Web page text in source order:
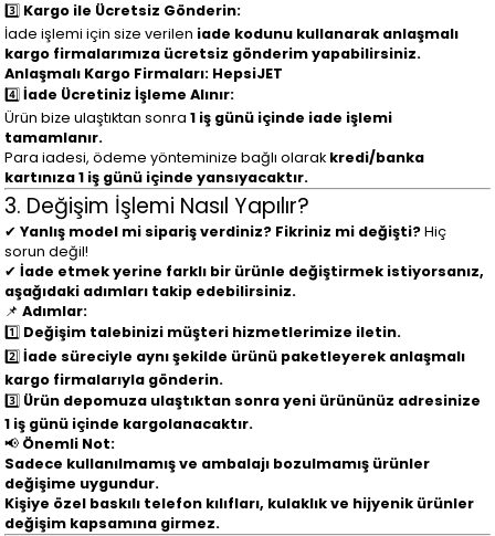
3️⃣ Kargo ile Ücretsiz Gönderin:
İade işlemi için size verilen iade kodunu kullanarak anlaşmalı
kargo firmalarımıza ücretsiz gönderim yapabilirsiniz.
Anlaşmalı Kargo Firmaları: HepsiJET
4️⃣İade Ücretiniz İşleme Alınır:
Ürün bize ulaştıktan sonra1 iş günü içinde iade işlemi
tamamlanır.
Para iadesi, ödeme yönteminize bağlı olarak kredi/banka
kartınıza 1 iş günü içinde yansıyacaktır.
3. Değişim İşlemi Nasıl Yapılır?
✔Yanlış model mi sipariş verdiniz? Fikriniz mi değişti?Hiç
sorun değil!
✔İade etmek yerine farklı bir ürünle değiştirmek istiyorsanız,
aşağıdaki adımları takip edebilirsiniz.
📌Adımlar:
1️⃣ Değişim talebinizi müşteri hizmetlerimize iletin.
2️⃣İade süreciyle aynı şekilde ürünü paketleyerek anlaşmalı
kargo firmalarıyla gönderin.
3️⃣ Ürün depomuza ulaştıktan sonra yeni ürününüz adresinize
1 iş günü içinde kargolanacaktır.
📢 Önemli Not:
Sadece kullanılmamış ve ambalajı bozulmamış ürünler
değişime uygundur.
Kişiye özel baskılı telefon kılıfları, kulaklık ve hijyenik ürünler
değişim kapsamına girmez.